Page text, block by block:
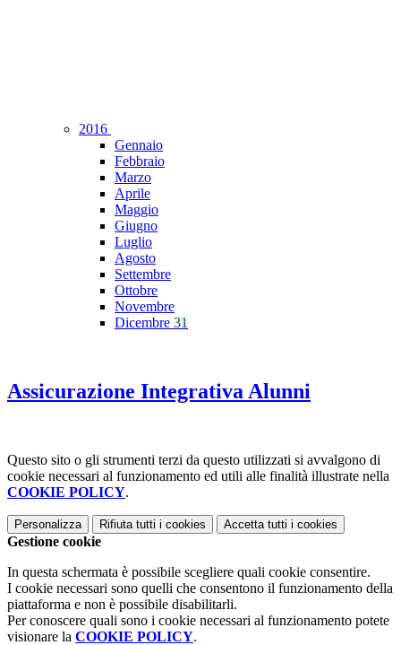
2016
Gennaio
Febbraio
Marzo
Aprile
Maggio
Giugno
Luglio
Agosto
Settembre
Ottobre
Novembre
Dicembre 31
Assicurazione Integrativa Alunni
Questo sito o gli strumenti terzi da questo utilizzati si avvalgono di
cookie necessari al funzionamento ed utili alle finalità illustrate nella
COOKIE POLICY.
Personalizza Rifiuta tutti i cookies Accetta tutti i cookies
Gestione cookie
In questa schermata è possibile scegliere quali cookie consentire.
I cookie necessari sono quelli che consentono il funzionamento della
piattaforma e non è possibile disabilitarli.
Per conoscere quali sono i cookie necessari al funzionamento potete
visionare la COOKIE POLICY.